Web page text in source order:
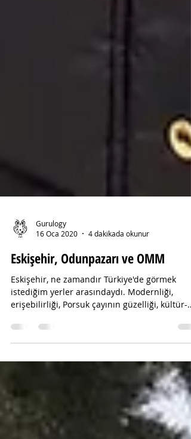
Gurulogy
16 Oca 2020
4 dakikada okunur
Eskişehir, Odunpazarı ve OMM
Eskişehir, ne zamandır Türkiye'de görmek
istediğim yerler arasındaydı. Modernliği,